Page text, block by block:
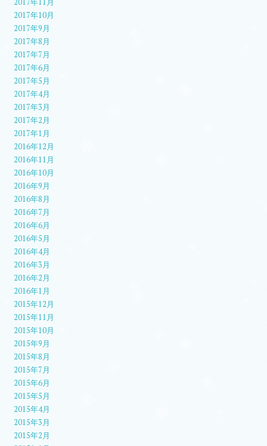
2017年11月
2017年10月
2017年9月
2017年8月
2017年7月
2017年6月
2017年5月
2017年4月
2017年3月
2017年2月
2017年1月
2016年12月
2016年11月
2016年10月
2016年9月
2016年8月
2016年7月
2016年6月
2016年5月
2016年4月
2016年3月
2016年2月
2016年1月
2015年12月
2015年11月
2015年10月
2015年9月
2015年8月
2015年7月
2015年6月
2015年5月
2015年4月
2015年3月
2015年2月